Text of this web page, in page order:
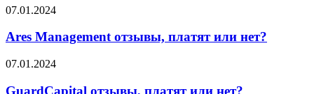
Ares
отзывы,
или
07.01.2024
Ares Management отзывы, платят или нет?
GuardCapital
платят
07.01.2024
GuardCapital отзывы, платят или нет?